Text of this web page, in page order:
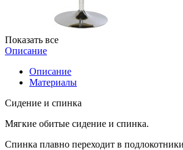
Показать все
Описание
Описание
Материалы
Сидение и спинка
Мягкие обитые сидение и спинка.
Спинка плавно переходит в